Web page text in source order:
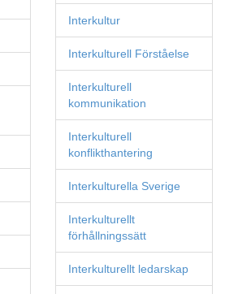
Interkultur
Interkulturell Förståelse
Interkulturell
kommunikation
Interkulturell
konflikthantering
Interkulturella Sverige
Interkulturellt
förhållningssätt
Interkulturellt ledarskap